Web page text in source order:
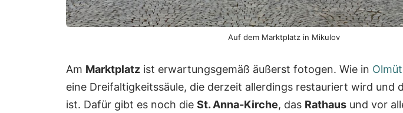
Auf dem Marktplatz in Mikulov
Am Marktplatz ist erwartungsgemäß äußerst fotogen. Wie in
eine Dreifaltigkeitssäule, die derzeit allerdings restauriert wird und
ist. Dafür gibt es noch die St. Anna-Kirche, das Rathaus und vor